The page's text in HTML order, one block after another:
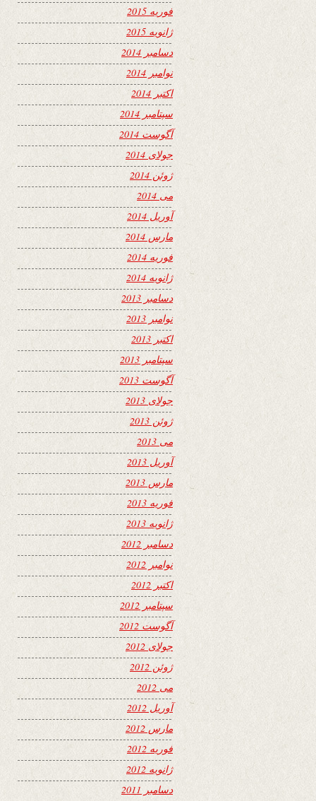
فوریه 2015
ژانویه 2015
دسامبر 2014
نوامبر 2014
اکتبر 2014
سپتامبر 2014
آگوست 2014
جولای 2014
ژوئن 2014
می 2014
آوریل 2014
مارس 2014
فوریه 2014
ژانویه 2014
دسامبر 2013
نوامبر 2013
اکتبر 2013
سپتامبر 2013
آگوست 2013
جولای 2013
ژوئن 2013
می 2013
آوریل 2013
مارس 2013
فوریه 2013
ژانویه 2013
دسامبر 2012
نوامبر 2012
اکتبر 2012
سپتامبر 2012
آگوست 2012
جولای 2012
ژوئن 2012
می 2012
آوریل 2012
مارس 2012
فوریه 2012
ژانویه 2012
دسامبر 2011